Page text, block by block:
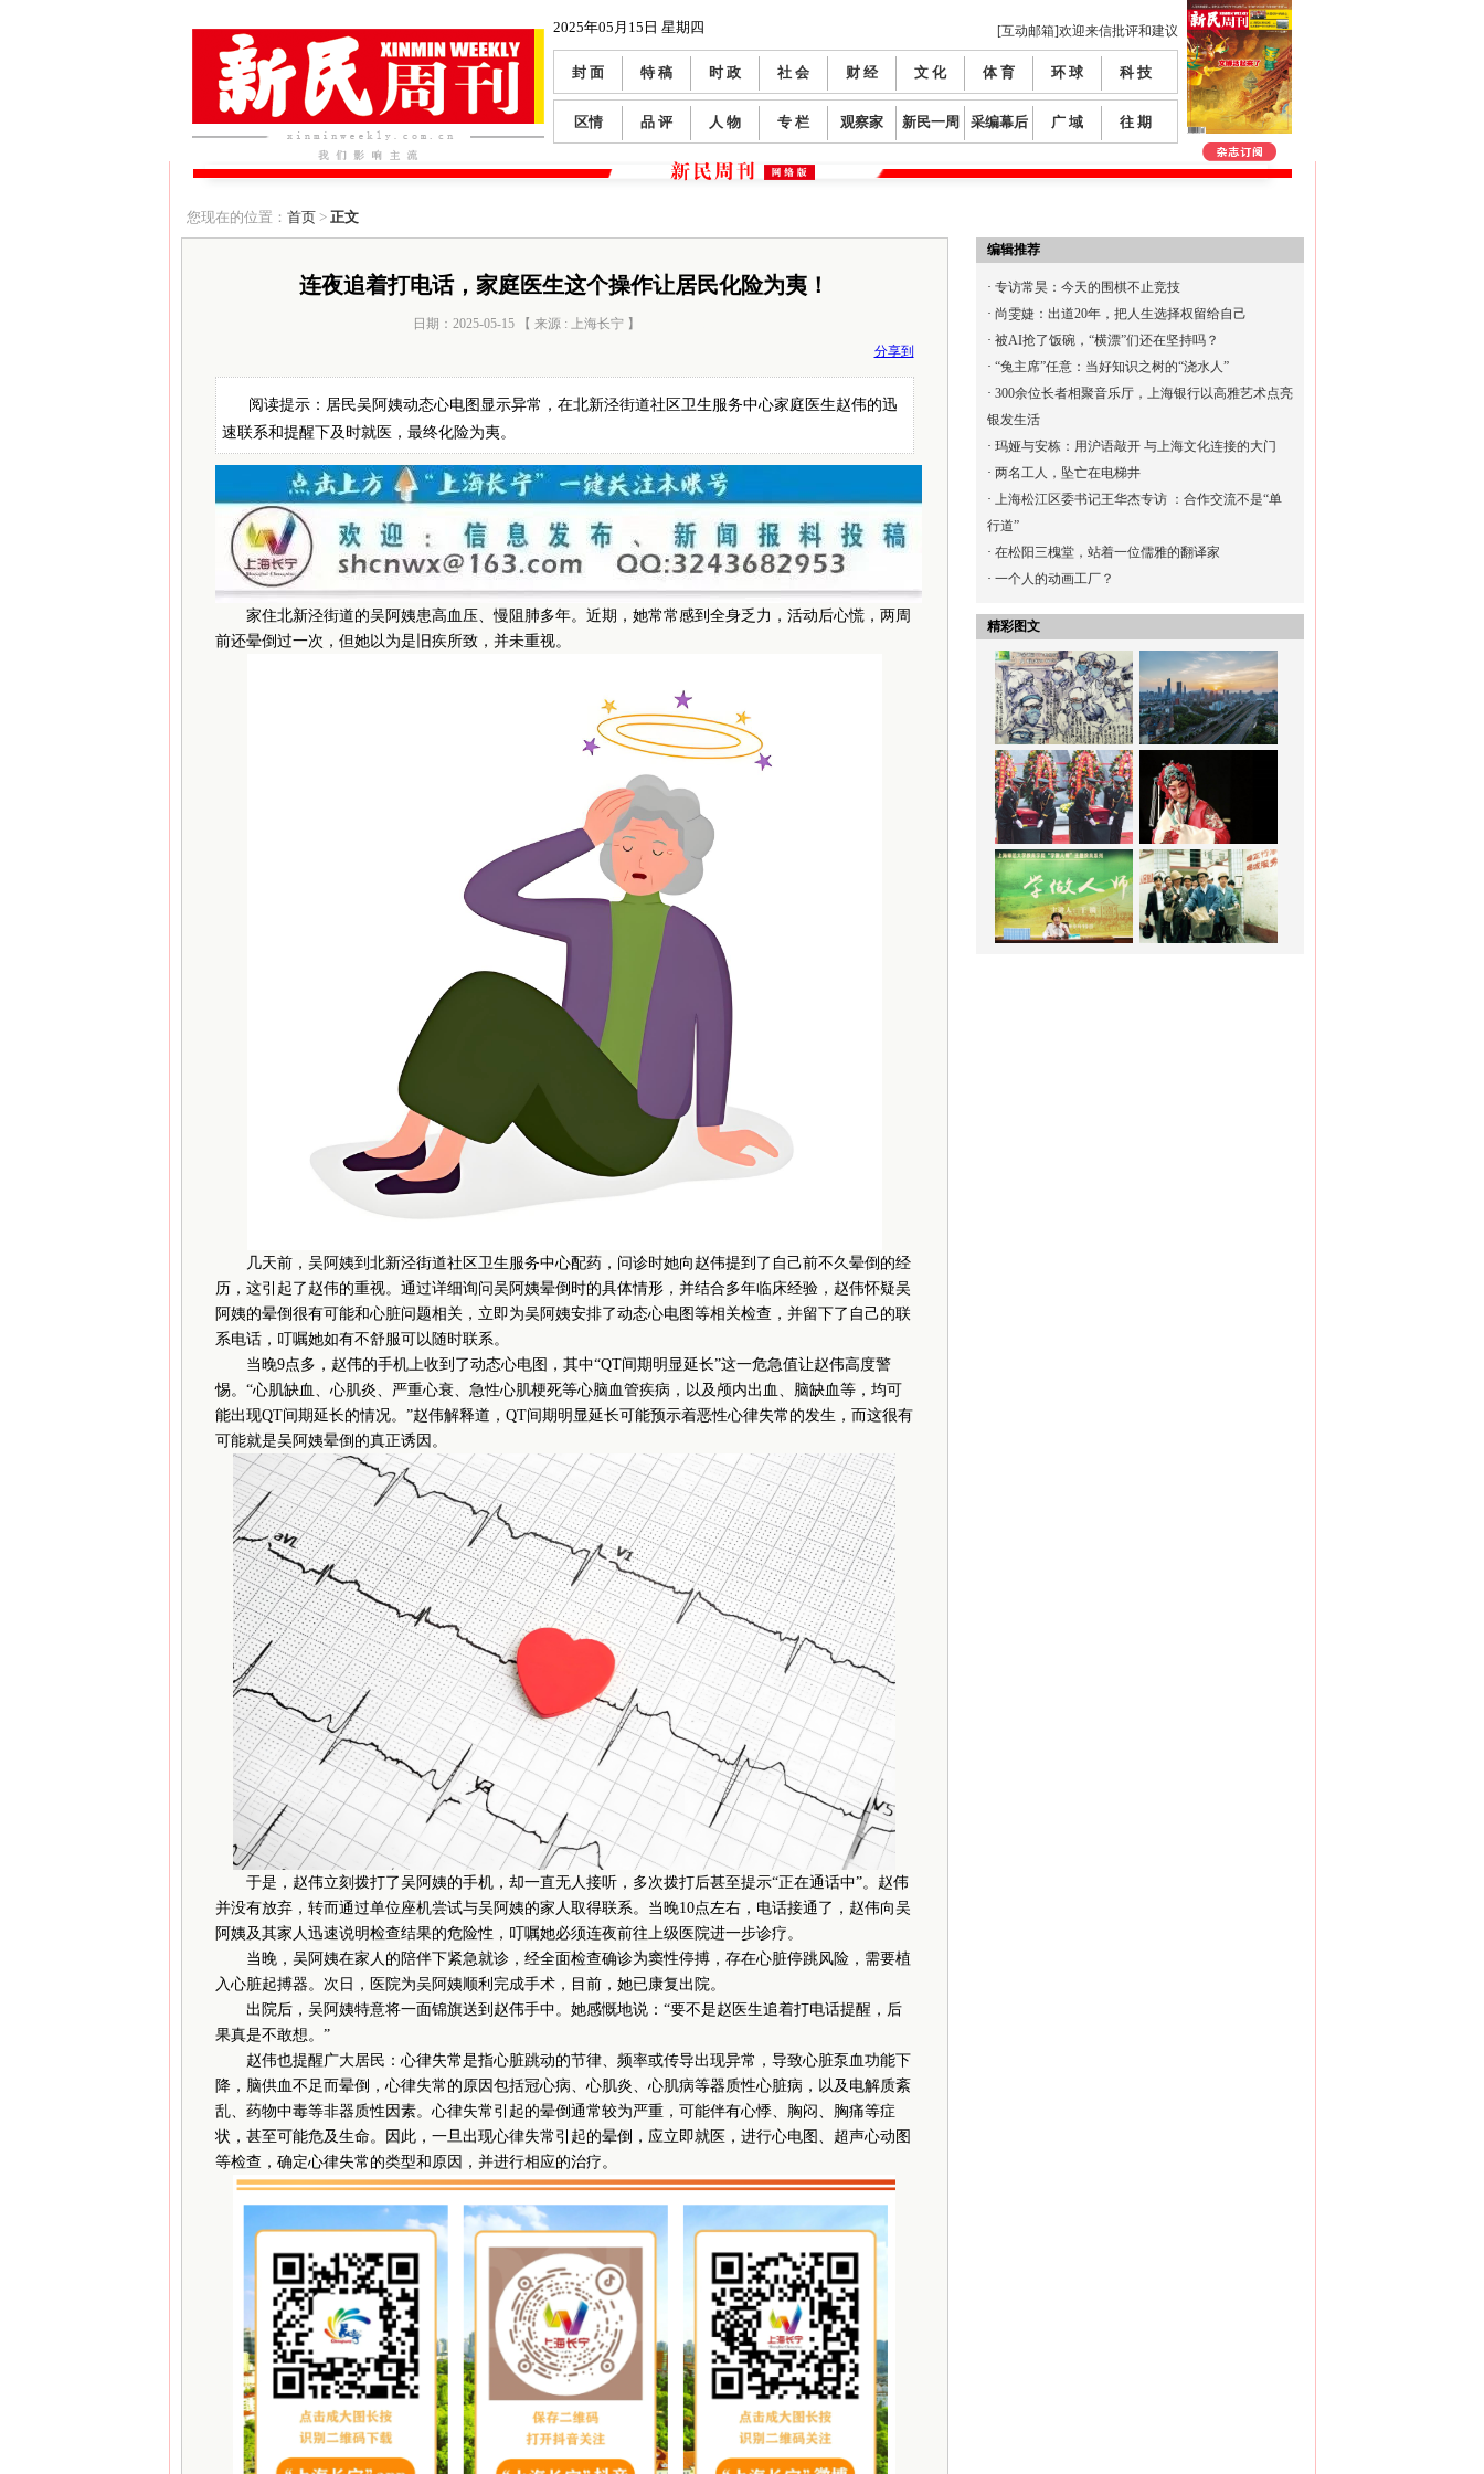
2025年05月15日 星期四 [互动邮箱]欢迎来信批评和建议
封 面 特 稿 时 政 社 会 财 经 文 化 体 育 环 球 科 技
区情 品 评 人 物 专 栏 观察家 新民一周 采编幕后 广 域 往 期
您现在的位置： 首页> 正文
连夜追着打电话，家庭医生这个操作让居民化险为夷！
日期：2025-05-15 【 来源 : 上海长宁 】
分享到
阅读提示：居民吴阿姨动态心电图显示异常，在北新泾街道社区卫生服务中心家庭医生赵伟的迅
速联系和提醒下及时就医，最终化险为夷。
家住北新泾街道的吴阿姨患高血压、慢阻肺多年。近期，她常常感到全身乏力，活动后心慌，两周
前还晕倒过一次，但她以为是旧疾所致，并未重视。
几天前，吴阿姨到北新泾街道社区卫生服务中心配药，问诊时她向赵伟提到了自己前不久晕倒的经
历，这引起了赵伟的重视。通过详细询问吴阿姨晕倒时的具体情形，并结合多年临床经验，赵伟怀疑吴
阿姨的晕倒很有可能和心脏问题相关，立即为吴阿姨安排了动态心电图等相关检查，并留下了自己的联
系电话，叮嘱她如有不舒服可以随时联系。
当晚9点多，赵伟的手机上收到了动态心电图，其中“QT间期明显延长”这一危急值让赵伟高度警
惕。“心肌缺血、心肌炎、严重心衰、急性心肌梗死等心脑血管疾病，以及颅内出血、脑缺血等，均可
能出现QT间期延长的情况。”赵伟解释道，QT间期明显延长可能预示着恶性心律失常的发生，而这很有
可能就是吴阿姨晕倒的真正诱因。
于是，赵伟立刻拨打了吴阿姨的手机，却一直无人接听，多次拨打后甚至提示“正在通话中”。赵伟
并没有放弃，转而通过单位座机尝试与吴阿姨的家人取得联系。当晚10点左右，电话接通了，赵伟向吴
阿姨及其家人迅速说明检查结果的危险性，叮嘱她必须连夜前往上级医院进一步诊疗。
当晚，吴阿姨在家人的陪伴下紧急就诊，经全面检查确诊为窦性停搏，存在心脏停跳风险，需要植
入心脏起搏器。次日，医院为吴阿姨顺利完成手术，目前，她已康复出院。
出院后，吴阿姨特意将一面锦旗送到赵伟手中。她感慨地说：“要不是赵医生追着打电话提醒，后
果真是不敢想。”
赵伟也提醒广大居民：心律失常是指心脏跳动的节律、频率或传导出现异常，导致心脏泵血功能下
降，脑供血不足而晕倒，心律失常的原因包括冠心病、心肌炎、心肌病等器质性心脏病，以及电解质紊
乱、药物中毒等非器质性因素。心律失常引起的晕倒通常较为严重，可能伴有心悸、胸闷、胸痛等症
状，甚至可能危及生命。因此，一旦出现心律失常引起的晕倒，应立即就医，进行心电图、超声心动图
等检查，确定心律失常的类型和原因，并进行相应的治疗。
编辑推荐
· 专访常昊：今天的围棋不止竞技
· 尚雯婕：出道20年，把人生选择权留给自己
· 被AI抢了饭碗，“横漂”们还在坚持吗？
· “兔主席”任意：当好知识之树的“浇水人”
· 300余位长者相聚音乐厅，上海银行以高雅艺术点亮
银发生活
· 玛娅与安栋：用沪语敲开 与上海文化连接的大门
· 两名工人，坠亡在电梯井
· 上海松江区委书记王华杰专访 ：合作交流不是“单
行道”
· 在松阳三槐堂，站着一位儒雅的翻译家
· 一个人的动画工厂？
精彩图文